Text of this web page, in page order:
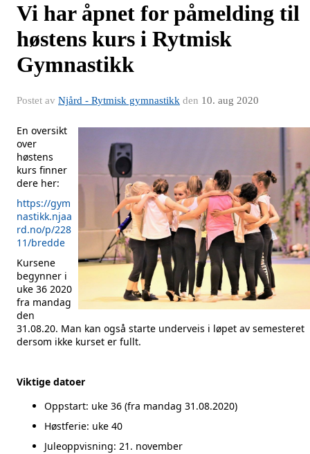
Vi har åpnet for påmelding til
høstens kurs i Rytmisk
Gymnastikk
Postet av Njård - Rytmisk gymnastikk den 10. aug 2020
En oversikt
over
høstens
kurs finner
dere her:
https://gym
nastikk.njaa
rd.no/p/228
11/bredde
Kursene
begynner i
uke 36 2020
fra mandag
den
31.08.20. Man kan også starte underveis i løpet av semesteret
dersom ikke kurset er fullt.
Viktige datoer
Oppstart: uke 36 (fra mandag 31.08.2020)
Høstferie: uke 40
Juleoppvisning: 21. november